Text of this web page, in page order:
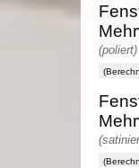
(poliert)